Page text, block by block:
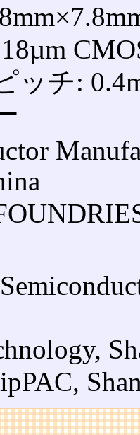
ッチ: